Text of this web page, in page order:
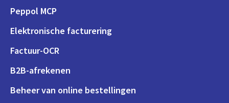
Peppol MCP
Elektronische facturering
Factuur-OCR
B2B-afrekenen
Beheer van online bestellingen